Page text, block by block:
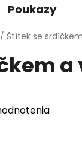
Poukazy
/ Štítek se
a